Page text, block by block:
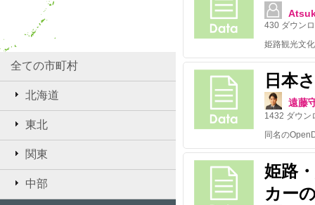
全ての市町村
北海道
東北
関東
中部
430 ダウン
日本
遠藤
1432 ダウン
姫路
カー